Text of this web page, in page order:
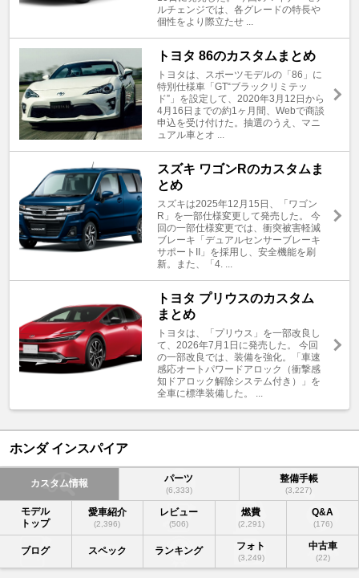
ルチェンジでは、各グレードの特長や
個性をより際立たせ ...
トヨタ 86のカスタムまとめ
トヨタは、スポーツモデルの「86」に
特別仕様車「GT“ブラックリミテッ
ド”」を設定して、2020年3月12日から
4月16日までの約1ヶ月間、Webで商談
申込を受け付けた。抽選のうえ、マニ
ュアル車とオ ...
スズキ ワゴンRのカスタムま
とめ
スズキは2025年12月15日、「ワゴン
R」を一部仕様変更して発売した。 今
回の一部仕様変更では、衝突被害軽減
ブレーキ「デュアルセンサーブレーキ
サポートII」を採用し、安全機能を刷
新。また、「4. ...
トヨタ プリウスのカスタム
まとめ
トヨタは、「プリウス」を一部改良し
て、2026年7月1日に発売した。 今回
の一部改良では、装備を強化。「車速
感応オートパワードアロック（衝撃感
知ドアロック解除システム付き）」を
全車に標準装備した。 ...
ホンダ インスパイア
カスタム情報 パーツ
(6,333)
整備手帳
(3,227)
モデル
トップ
愛車紹介
(2,396)
レビュー
(506)
燃費
(2,291)
Q&A
(176)
ブログ スペック ランキング フォト
(3,249)
中古車
(22)